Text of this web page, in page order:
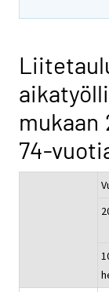
mukaan
74-